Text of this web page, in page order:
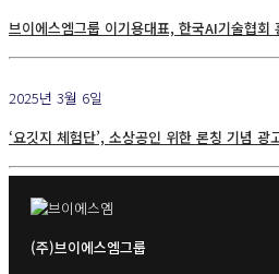
브이에스엠그룹 이기용대표, 한국AI기술협회
2025년 3월 6일
‘요깃지 체험단’, 소상공인 위한 론칭 기념 광
(주)브이에스엠그룹